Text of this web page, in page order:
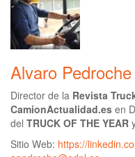
Alvaro Pedroche
Director de la Revista
CamionActualidad.es en
del TRUCK OF THE YEAR
Sitio Web: https://